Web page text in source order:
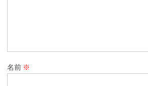
名前 ※